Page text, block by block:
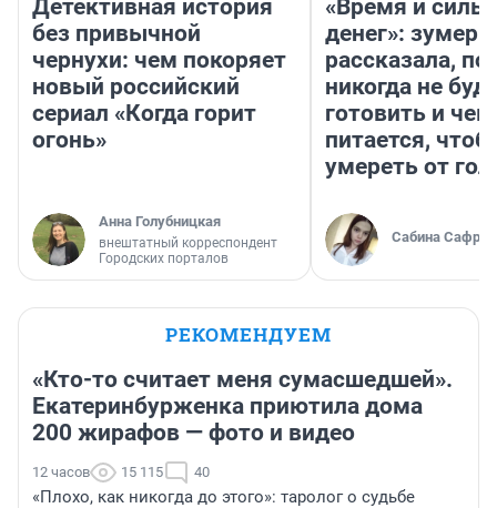
Детективная история
без привычной
чернухи: чем покоряет
новый российский
сериал «Когда горит
огонь»
Анна Голубницкая
внештатный корреспондент
Городских порталов
«Время и
денег»:
рассказала,
никогда не
готовить и чем
питается,
умереть от
Сабина
РЕКОМЕНДУЕМ
«Кто-то считает меня сумасшедшей».
Екатеринбурженка приютила дома
200 жирафов — фото и видео
12 часов 15 115 40
«Плохо, как никогда до этого»: таролог о судьбе